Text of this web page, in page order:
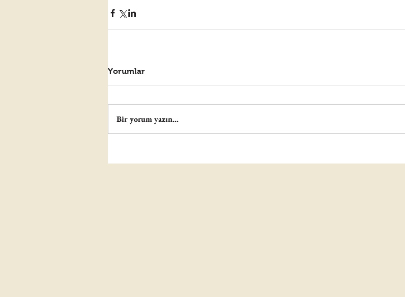
Yorumlar
Bir yorum yazın...